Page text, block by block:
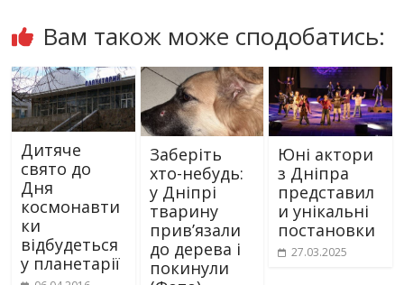
Вам також може сподобатись:
Дитяче
свято до
Дня
космонавти
ки
відбудеться
у планетарії
Заберіть
хто-небудь:
у Дніпрі
тварину
прив’язали
до дерева і
покинули
Юні актори
з Дніпра
представил
и унікальні
постановки
27.03.2025